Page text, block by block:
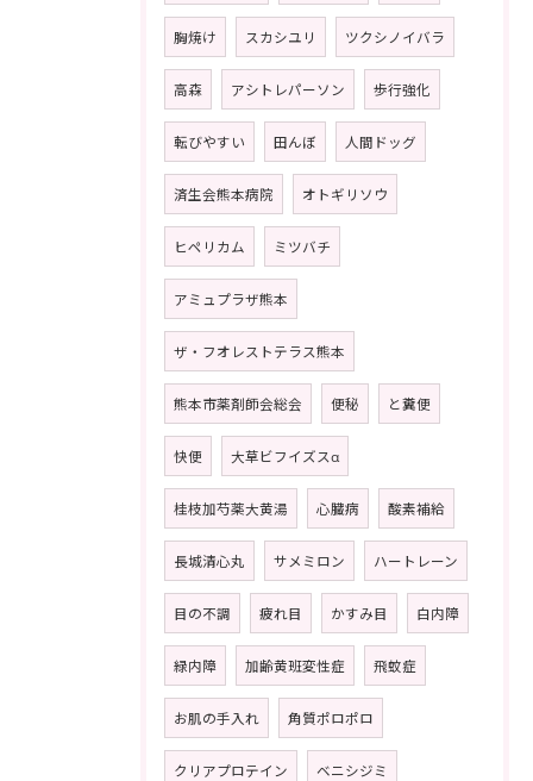
胸焼け スカシユリ ツクシノイバラ
高森 アシトレパーソン 歩行強化
転びやすい 田んぼ 人間ドッグ
済生会熊本病院 オトギリソウ
ヒペリカム ミツバチ
アミュプラザ熊本
ザ・フオレストテラス熊本
熊本市薬剤師会総会 便秘 と糞便
快便 大草ビフイズスα
桂枝加芍薬大黄湯 心臓病 酸素補給
長城清心丸 サメミロン ハートレーン
目の不調 疲れ目 かすみ目 白内障
緑内障 加齢黄班変性症 飛蚊症
お肌の手入れ 角質ポロポロ
クリアプロテイン ベニシジミ